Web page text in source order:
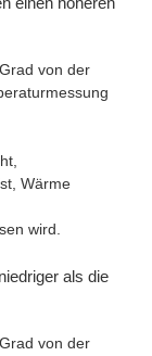
von der
Wärme
wird.
als die
von der